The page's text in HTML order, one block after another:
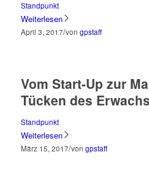
Standpunkt
Weiterlesen
April 3, 2017/von gpstaff
Vom Start-Up zur
Tücken des
Standpunkt
Weiterlesen
März 15, 2017/von gpstaff